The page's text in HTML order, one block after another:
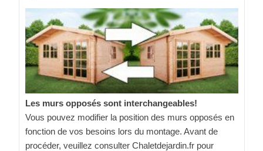
Les murs opposés sont interchangeables!
Vous pouvez modifier la position des murs opposés en
fonction de vos besoins lors du montage. Avant de
procéder, veuillez consulter Chaletdejardin.fr pour